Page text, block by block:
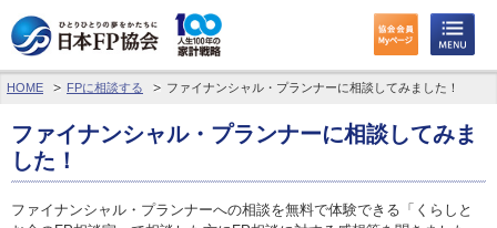
わたしたちのくらしとお金
FPに相談する
FP資格取得を目指す
HOME FPに相談する ファイナンシャル・プランナーに相談してみました！
ファイナンシャル・プランナーに相談してみま
した！
ファイナンシャル・プランナーへの相談を無料で体験できる「くらしと